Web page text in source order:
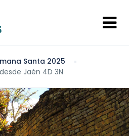
Santa 2025
Jaén 4D 3N